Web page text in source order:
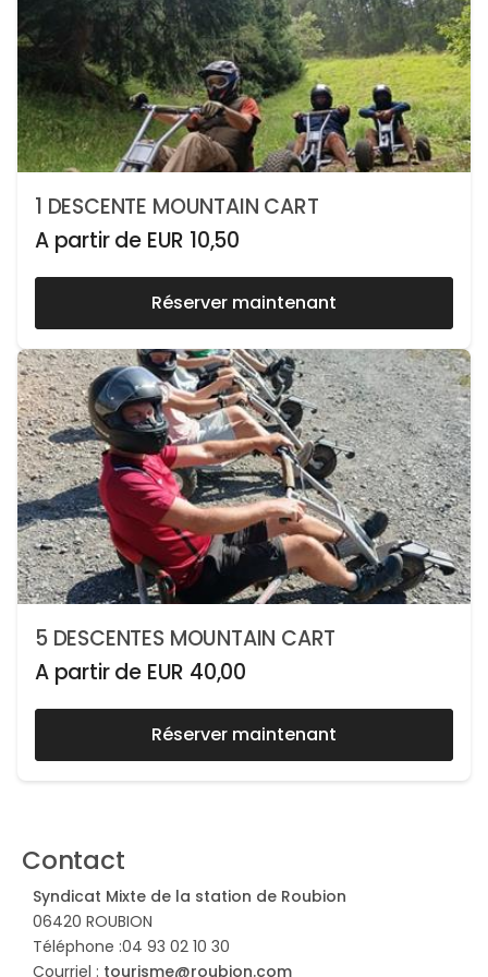
1 DESCENTE MOUNTAIN CART
A partir de EUR 10,50
Réserver maintenant
5 DESCENTES MOUNTAIN CART
A partir de EUR 40,00
Réserver maintenant
Contact
Syndicat Mixte de la station de Roubion
06420 ROUBION
Téléphone :04 93 02 10 30
Courriel : tourisme@roubion.com